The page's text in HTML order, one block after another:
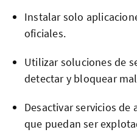
Instalar solo
oficiales.
Utilizar soluciones de
detectar y bloquear
Desactivar servicios de
que puedan ser